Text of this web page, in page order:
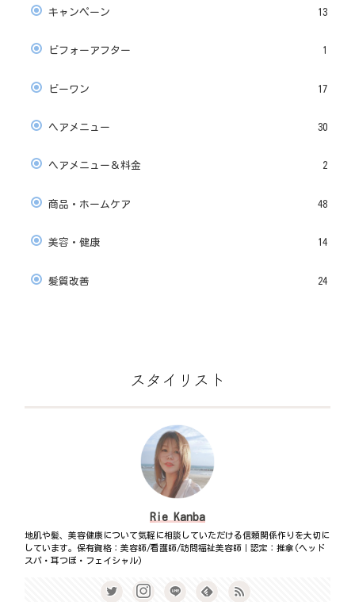
キャンペーン 13
ビフォーアフター 1
ビーワン 17
ヘアメニュー 30
ヘアメニュー＆料金 2
商品・ホームケア 48
美容・健康 14
髪質改善 24
スタイリスト
Rie Kanba
地肌や髪、美容健康について気軽に相談していただける信頼関係作りを大切に
しています。保有資格：美容師/看護師/訪問福祉美容師｜認定：推拿(ヘッド
スパ・耳つぼ・フェイシャル)